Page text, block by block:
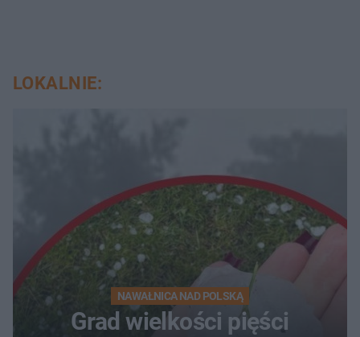
LOKALNIE:
NAWAŁNICA NAD POLSKĄ
Grad wielkości pięści